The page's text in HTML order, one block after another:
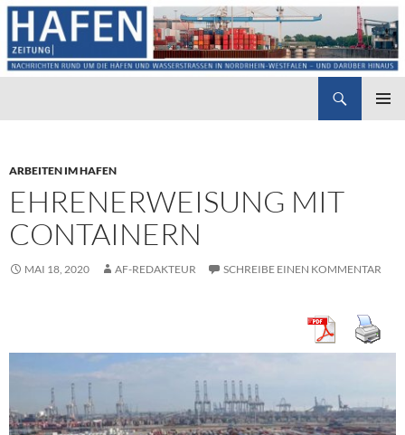
ARBEITEN IM HAFEN
EHRENERWEISUNG MIT
CONTAINERN
MAI 18, 2020 AF-REDAKTEUR SCHREIBE EINEN KOMMENTAR